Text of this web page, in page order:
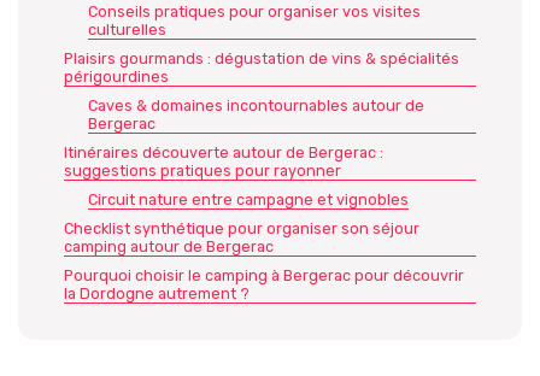
Conseils pratiques pour organiser vos visites
culturelles
Plaisirs gourmands : dégustation de vins & spécialités
périgourdines
Caves & domaines incontournables autour de
Bergerac
Itinéraires découverte autour de Bergerac :
suggestions pratiques pour rayonner
Circuit nature entre campagne et vignobles
Checklist synthétique pour organiser son séjour
camping autour de Bergerac
Pourquoi choisir le camping à Bergerac pour découvrir
la Dordogne autrement ?